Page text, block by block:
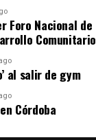
Foro Nacional de
Comunitario
al salir de gym
Córdoba